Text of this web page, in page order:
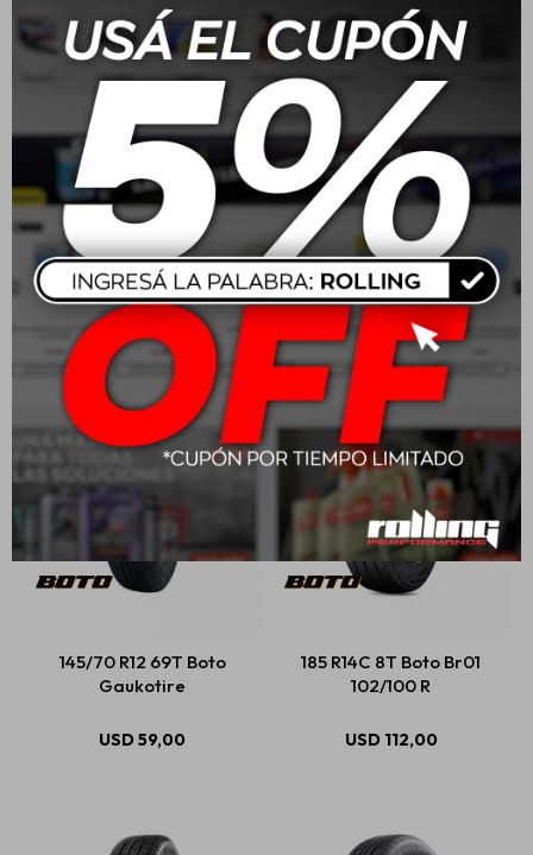
185/70 R14 88T Boto
Genesys 218
USD82,00
225/45 R17 91W Boto
Vantage H-8
USD 107,00
145/70 R12 69T Boto
Gaukotire
USD59,00
185 R14C 8T Boto Br01
102/100 R
USD 112,00